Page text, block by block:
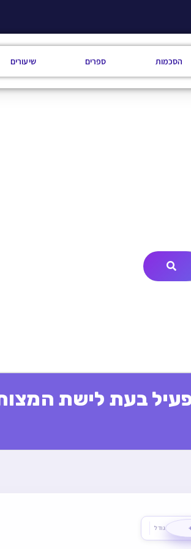
הסכמות ספרים שיעורים
פעיל בעת לישת
גודל